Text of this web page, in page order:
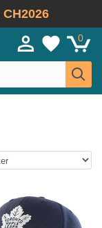
CH2026
0